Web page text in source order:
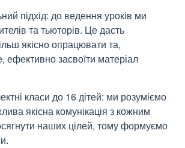
підхід: до ведення уроків ми
та тьюторів. Це дасть
якісно опрацювати та,
ефективно засвоїти матеріал
класи до 16 дітей: ми розуміємо
якісна комунікація з кожним
наших цілей, тому формуємо